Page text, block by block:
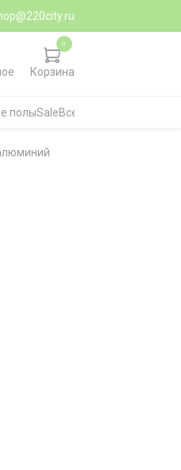
Корзина
0
полыSaleВсе категории